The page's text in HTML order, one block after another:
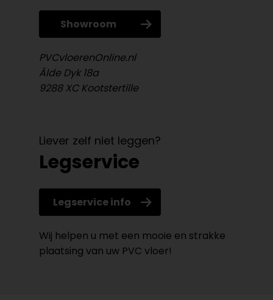
Showroom
PVCvloerenOnline.nl
Âlde Dyk 18a
9288 XC Kootstertille
Liever zelf niet leggen?
Legservice
Legservice info
Wij helpen u met een mooie en strakke
plaatsing van uw PVC vloer!